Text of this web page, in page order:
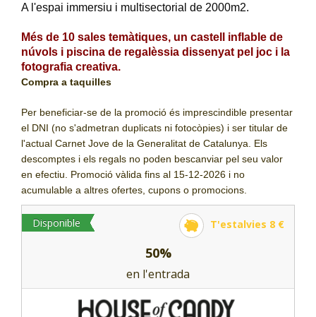
A l'espai immersiu i multisectorial de 2000m2.
Més de 10 sales temàtiques, un castell inflable de
núvols i piscina de regalèssia dissenyat pel joc i la
fotografia creativa.
Compra a taquilles
Per beneficiar-se de la promoció és imprescindible presentar
el DNI (no s'admetran duplicats ni fotocòpies) i ser titular de
l'actual Carnet Jove de la Generalitat de Catalunya. Els
descomptes i els regals no poden bescanviar pel seu valor
en efectiu. Promoció vàlida fins al 15-12-2026 i no
acumulable a altres ofertes, cupons o promocions.
Disponible T'estalvies 8 €
50%
en l'entrada